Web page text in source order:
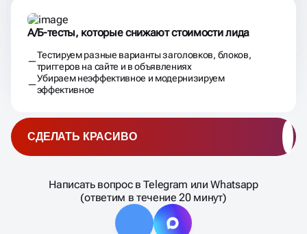
А/Б-тесты, которые снижают стоимости лида
Тестируем разные варианты заголовков, блоков,
триггеров на сайте и в объявлениях
Убираем неэффективное и модернизируем
эффективное
Написать вопрос в Telegram или Whatsapp
(ответим в течение 20 минут)
СДЕЛАТЬ КРАСИВО